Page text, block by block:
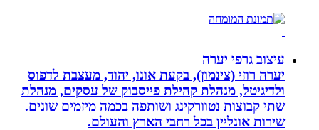
עיצוב גרפי יערה
יערה רוזי (צינמון), בקעת אונו, יהוד, מעצבת לדפוס
ולדיגיטל, מנהלת קהילת פייסבוק של עסקים, מנהלת
שתי קבוצות נטוורקינג ושותפה בכמה מיזמים שונים.
שירות אונליין בכל רחבי הארץ והעולם.